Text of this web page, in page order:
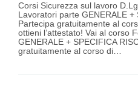
Corsi Sicurezza sul lavoro
Lavoratori parte GENERALE +
Partecipa gratuitamente al
ottieni l’attestato! Vai al corso
GENERALE + SPECIFICA
gratuitamente al corso di…